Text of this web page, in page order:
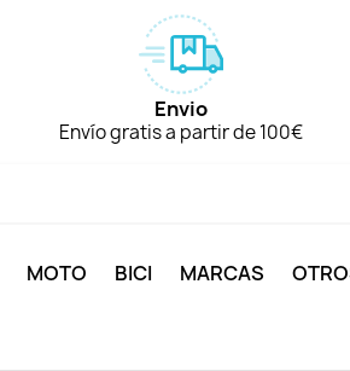
Envio
Envío gratis a partir de 100€
MOTO BICI MARCAS